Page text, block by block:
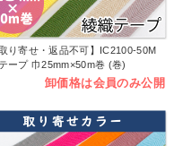
取り寄せ・返品不可】IC2100-50M
ープ 巾25mm×50m巻 (巻)
卸価格は会員のみ公開